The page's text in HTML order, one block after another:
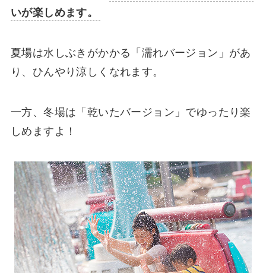
いが楽しめます。
夏場は水しぶきがかかる「濡れバージョン」があ
り、ひんやり涼しくなれます。
一方、冬場は「乾いたバージョン」でゆったり楽
しめますよ！